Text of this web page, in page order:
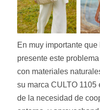
En muy importante
presente este
con materiales
su marca CULTO
de la necesidad de